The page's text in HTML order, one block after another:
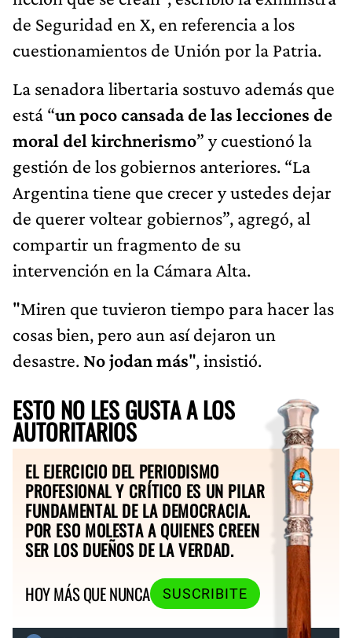
de Seguridad en X, en referencia a los
cuestionamientos de Unión por la Patria.
La senadora libertaria sostuvo además que
está “un poco cansada de las lecciones de
moral del kirchnerismo” y cuestionó la
gestión de los gobiernos anteriores. “La
Argentina tiene que crecer y ustedes dejar
de querer voltear gobiernos”, agregó, al
compartir un fragmento de su
intervención en la Cámara Alta.
"Miren que tuvieron tiempo para hacer las
cosas bien, pero aun así dejaron un
desastre. No jodan más", insistió.
ESTO NO LES GUSTA A LOS
AUTORITARIOS
EL EJERCICIO DEL PERIODISMO
PROFESIONAL Y CRÍTICO ES UN PILAR
FUNDAMENTAL DE LA DEMOCRACIA.
POR ESO MOLESTA A QUIENES CREEN
SER LOS DUEÑOS DE LA VERDAD.
HOY MÁS QUE NUNCA
SUSCRIBITE